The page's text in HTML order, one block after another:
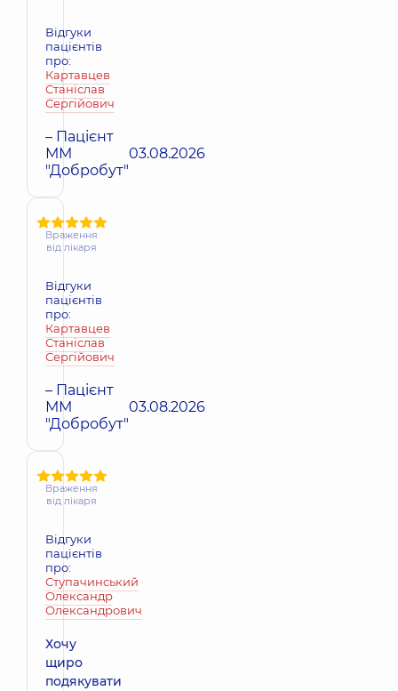
Відгуки
пацієнтів
про:
Картавцев
Станіслав
Сергійович
– Пацієнт
ММ
"Добробут"
03.08.2026
Враження
від лікаря
Відгуки
пацієнтів
про:
Картавцев
Станіслав
Сергійович
– Пацієнт
ММ
"Добробут"
03.08.2026
Враження
від лікаря
Відгуки
пацієнтів
про:
Ступачинський
Олександр
Олександрович
Хочу
щиро
подякувати